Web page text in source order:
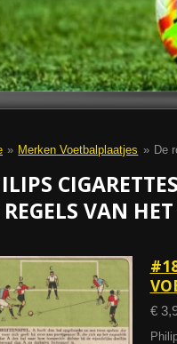
» Merken Voetbalplaatjes » De
CIGARETTES
REGELS VAN
€